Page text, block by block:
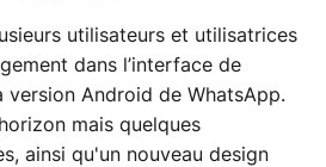
utilisateurs et utilisatrices
dans l’interface de
version Android de WhatsApp.
mais quelques
ainsi qu'un nouveau design